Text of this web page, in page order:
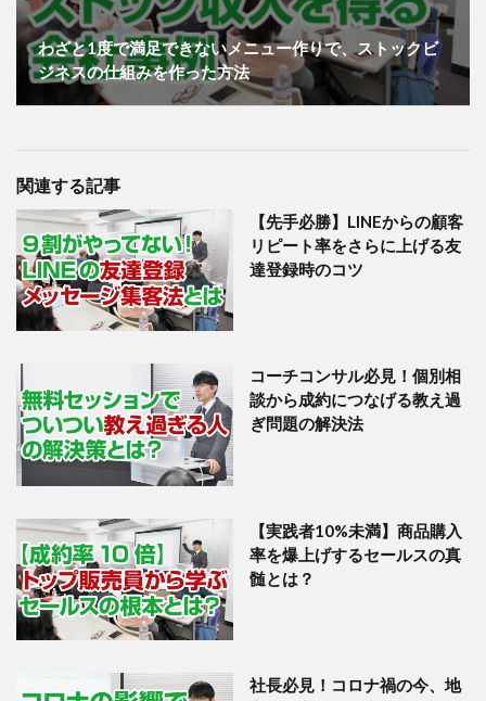
わざと1度で満足できないメニュー作りで、ストックビ
ジネスの仕組みを作った方法
関連する記事
【先手必勝】LINEからの顧客
リピート率をさらに上げる友
達登録時のコツ
コーチコンサル必見！個別相
談から成約につなげる教え過
ぎ問題の解決法
【実践者10%未満】商品購入
率を爆上げするセールスの真
髄とは？
社長必見！コロナ禍の今、地